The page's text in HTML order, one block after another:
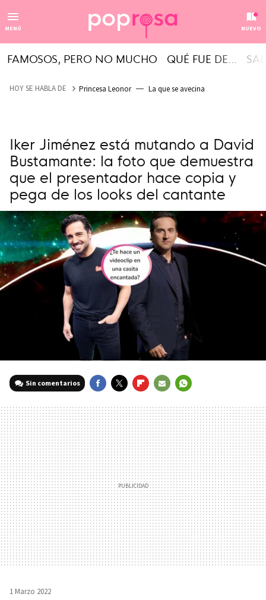
MENÚ NUEVO
FAMOSOS, PERO NO MUCHO QUÉ FUE DE...
HOY SE HABLA DE Princesa Leonor La que se avecina
Iker Jiménez está mutando a David
Bustamante: la foto que demuestra
que el presentador hace copia y
pega de los looks del cantante
Sin comentarios
MAIL
1 Marzo 2022